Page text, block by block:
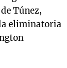
Túnez,
eliminatoria